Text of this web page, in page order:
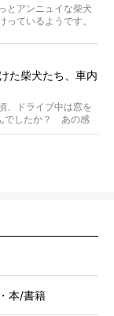
とアンニュイな柴犬
ているようです。
た柴犬たち、車内
、ドライブ中は窓を
でしたか？ あの感
本/書籍